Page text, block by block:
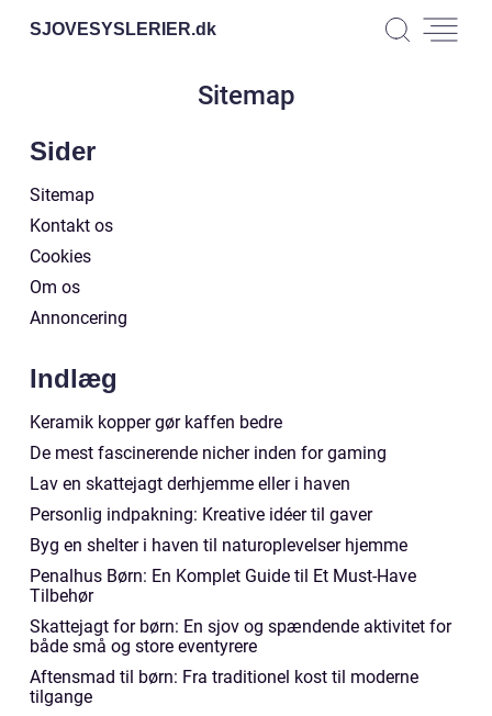
SJOVESYSLERIER.dk
Sitemap
Sider
Sitemap
Kontakt os
Cookies
Om os
Annoncering
Indlæg
Keramik kopper gør kaffen bedre
De mest fascinerende nicher inden for gaming
Lav en skattejagt derhjemme eller i haven
Personlig indpakning: Kreative idéer til gaver
Byg en shelter i haven til naturoplevelser hjemme
Penalhus Børn: En Komplet Guide til Et Must-Have
Tilbehør
Skattejagt for børn: En sjov og spændende aktivitet for
både små og store eventyrere
Aftensmad til børn: Fra traditionel kost til moderne
tilgange